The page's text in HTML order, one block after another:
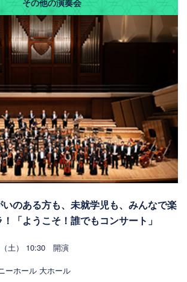
のある方も、未就学児も、みんなで楽
「ようこそ！誰でもコンサート」
（土） 10:30 開演
ーホール 大ホール